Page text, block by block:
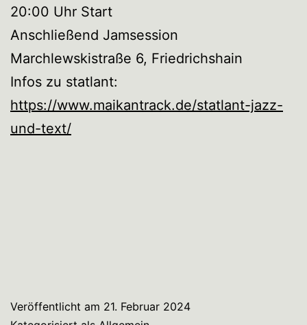
20:00 Uhr Start
Anschließend Jamsession
Marchlewskistraße 6, Friedrichshain
Infos zu statlant:
https://www.maikantrack.de/statlant-jazz-
und-text/
Veröffentlicht am 21. Februar 2024